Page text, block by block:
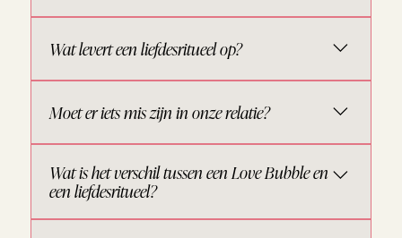
te beleven, in je eigen tempo en omgeving.
Wat levert een liefdesritueel op?
en bewust contact met elkaar.
Moet er iets mis zijn in onze relatie?
preventief om hun relatie levendig en liefdevol te
houden.
Wat is het verschil tussen een Love Bubble en
een liefdesritueel?